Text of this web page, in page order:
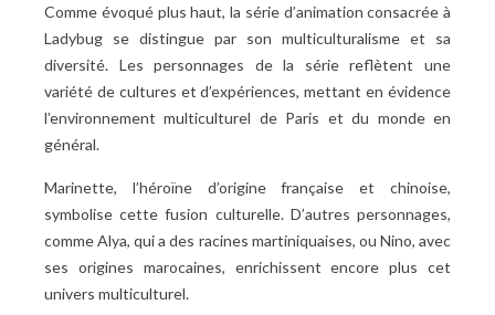
Comme évoqué plus haut, la série d’animation consacrée à
Ladybug se distingue par son multiculturalisme et sa
diversité. Les personnages de la série reflètent une
variété de cultures et d’expériences, mettant en évidence
l’environnement multiculturel de Paris et du monde en
général.
Marinette, l’héroïne d’origine française et chinoise,
symbolise cette fusion culturelle. D’autres personnages,
comme Alya, qui a des racines martiniquaises, ou Nino, avec
ses origines marocaines, enrichissent encore plus cet
univers multiculturel.